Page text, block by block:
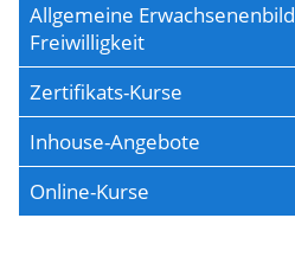
Allgemeine
Freiwilligkeit
Zertifikats-Kurse
Inhouse-Angebote
Online-Kurse